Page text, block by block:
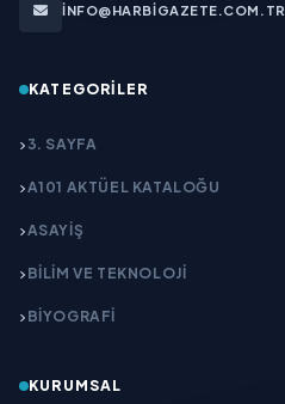
INFO@HARBIGAZETE.COM.TR
KATEGORILER
3. SAYFA
A101 AKTÜEL KATALOĞU
ASAYİŞ
BİLİM VE TEKNOLOJİ
BİYOGRAFİ
KURUMSAL